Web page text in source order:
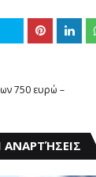
750 ευρώ –